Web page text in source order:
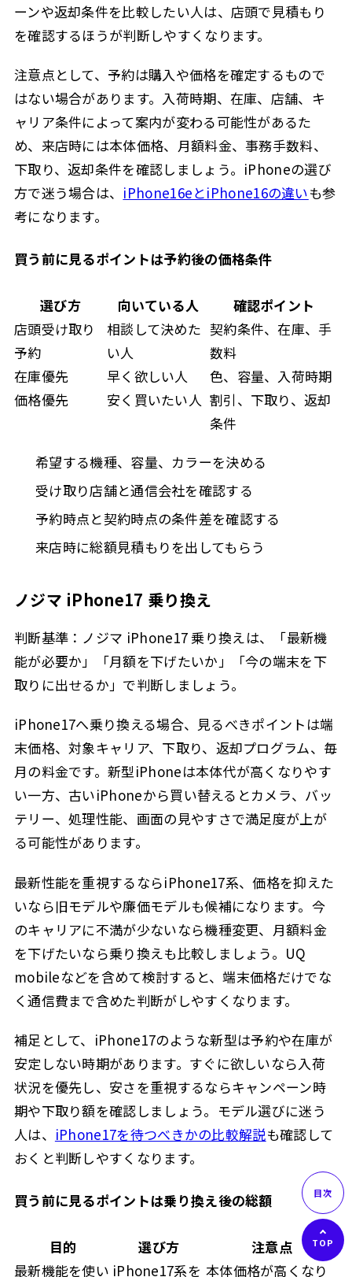
ーンや返却条件を比較したい人は、店頭で見積もり
を確認するほうが判断しやすくなります。
注意点として、予約は購入や価格を確定するもので
はない場合があります。入荷時期、在庫、店舗、キ
ャリア条件によって案内が変わる可能性があるた
め、来店時には本体価格、月額料金、事務手数料、
下取り、返却条件を確認しましょう。iPhoneの選び
方で迷う場合は、 iPhone16eとiPhone16の違いも参
考になります。
買う前に見るポイントは予約後の価格条件
選び方 向いている人
確認ポイント
店頭受け取り
予約
相談して決めた
い人
契約条件、在庫、手
数料
在庫優先
早く欲しい人
色、容量、入荷時期
価格優先
安く買いたい人 割引、下取り、返却
条件
希望する機種、容量、カラーを決める
受け取り店舗と通信会社を確認する
予約時点と契約時点の条件差を確認する
来店時に総額見積もりを出してもらう
ノジマ iPhone17 乗り換え
判断基準：ノジマ iPhone17 乗り換えは、「最新機
能が必要か」「月額を下げたいか」「今の端末を下
取りに出せるか」で判断しましょう。
iPhone17へ乗り換える場合、見るべきポイントは端
末価格、対象キャリア、下取り、返却プログラム、毎
月の料金です。新型iPhoneは本体代が高くなりやす
い一方、古いiPhoneから買い替えるとカメラ、バッ
テリー、処理性能、画面の見やすさで満足度が上が
る可能性があります。
最新性能を重視するならiPhone17系、価格を抑えた
いなら旧モデルや廉価モデルも候補になります。今
のキャリアに不満が少ないなら機種変更、月額料金
を下げたいなら乗り換えも比較しましょう。UQ
mobileなどを含めて検討すると、端末価格だけでな
く通信費まで含めた判断がしやすくなります。
補足として、iPhone17のような新型は予約や在庫が
安定しない時期があります。すぐに欲しいなら入荷
状況を優先し、安さを重視するならキャンペーン時
期や下取り額を確認しましょう。モデル選びに迷う
人は、 iPhone17を待つべきかの比較解説も確認して
おくと判断しやすくなります。
買う前に見るポイントは乗り換え後の総額
目的 選び方
注意点
最新機能を使い iPhone17系を 本体価格が高くなり